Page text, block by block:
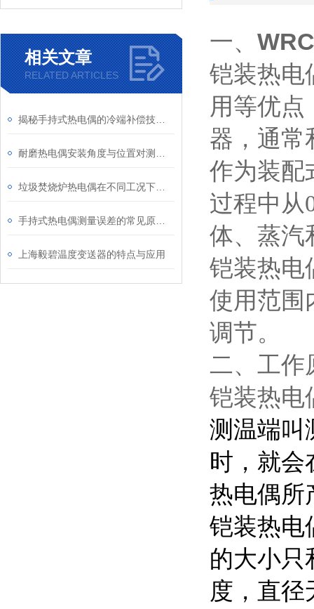
相关文章
RELATED ARTICLES
上海毅碧温度变送器的特点与应用
一、
铠装热电
用等优
器，通常
作为装配
过程中从
体、蒸汽
铠装热电
使用范围
调节。
二、工作
铠装热电
测温端叫
时，就会
热电偶所
铠装热电
的大小只
度，直径